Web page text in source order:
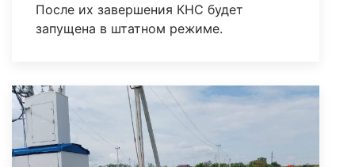
После их завершения КНС будет
запущена в штатном режиме.